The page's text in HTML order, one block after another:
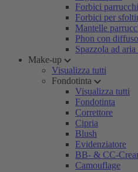
Forbici
Forbici per
Mantelle
Phon con
Spazzola ad aria
Make-up
Visualizza tutti
Fondotinta
Visualizza tutti
Fondotinta
Correttore
Cipria
Blush
Evidenziatore
BB- & CC-
Camouflage